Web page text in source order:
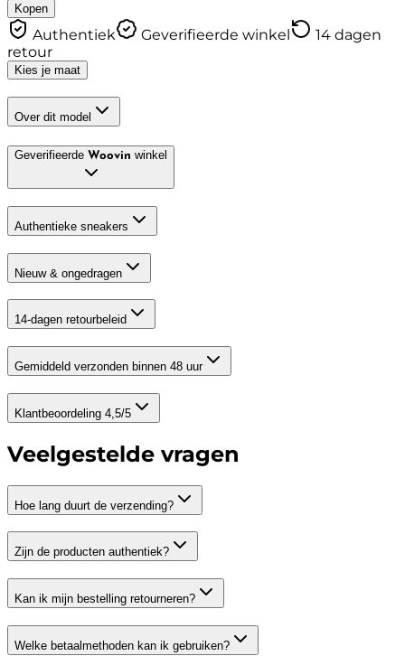
Kopen
Authentiek Geverifieerde winkel
14 dagen
retour
Kies je maat
Over dit model
Geverifieerde Woovin winkel
Authentieke sneakers
Nieuw & ongedragen
14-dagen retourbeleid
Gemiddeld verzonden binnen 48 uur
Klantbeoordeling 4,5/5
Veelgestelde vragen
Hoe lang duurt de verzending?
Zijn de producten authentiek?
Kan ik mijn bestelling retourneren?
Welke betaalmethoden kan ik gebruiken?